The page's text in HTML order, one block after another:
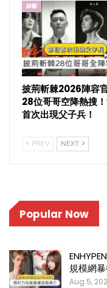
綜藝
披荊斬棘2026陣容
28位哥哥空降熱搜
首次出現父子兵！
PREV NEXT
Popular Now
規模網
Aug 5,